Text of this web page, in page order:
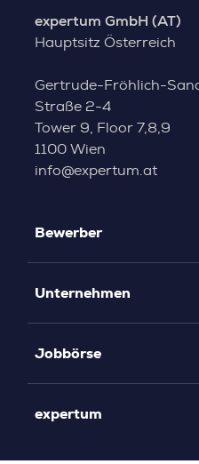
expertum GmbH (AT)
Hauptsitz Österreich
Gertrude-Fröhlich-
Straße 2-4
Tower 9, Floor 7,8,9
1100 Wien
info@expertum.at
Bewerber
Unternehmen
Jobbörse
expertum